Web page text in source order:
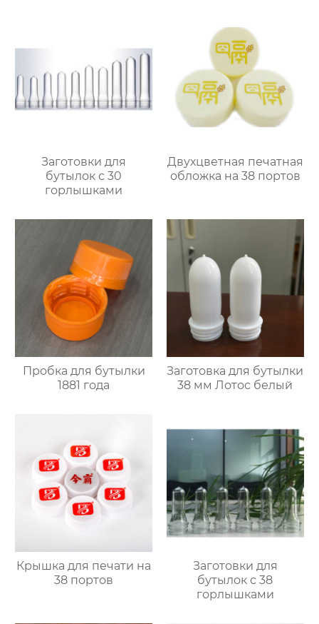
Заготовки для
бутылок с 30
горлышками
Двухцветная печатная
обложка на 38 портов
Пробка для бутылки
1881 года
Заготовка для бутылки
38 мм Лотос белый
Крышка для печати на
38 портов
Заготовки для
бутылок с 38
горлышками